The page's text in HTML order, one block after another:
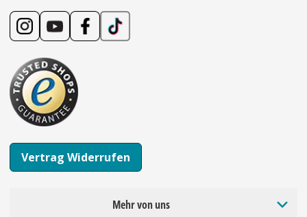
Vertrag Widerrufen
Mehr von uns